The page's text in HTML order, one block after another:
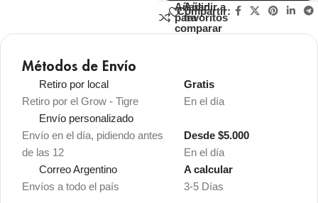
Añadir
para
comparar
Añadir a
favoritos
Compartir:
Métodos de Envío
Retiro por local
Retiro por el Grow - Tigre
En el día
Gratis
Envío personalizado
Envío en el día, pidiendo antes
de las 12
En el día
Desde $5.000
Correo Argentino
Envíos a todo el país
3-5 Días
A calcular